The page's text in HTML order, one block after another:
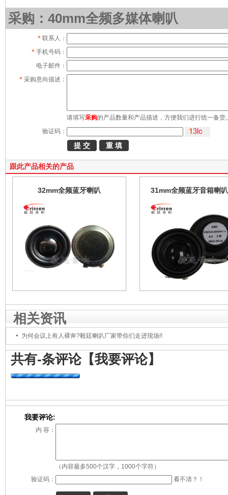
采购：40mm全频多媒体喇叭
* 联系人：
* 手机号码：
电子邮件：
* 采购意向描述：
请填写采购的产品数量和产品描述，方便我们进行统一备货
验证码：
跟此产品相关的产品
32mm全频蓝牙喇叭 31mm全频蓝牙音箱喇
厂家
相关资讯
为何会议上有人裸奔?毅廷喇叭厂家带你们走进现场!!
共有-条评论【我要评论】
我要评论:
内 容：
（内容最多500个汉字，1000个字符）
验证码：
看不清？！